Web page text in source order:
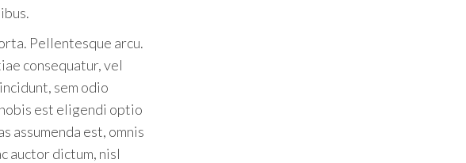
Pellentesque arcu.
consequatur, vel
sem odio
est eligendi optio
assumenda est, omnis
auctor dictum, nisl